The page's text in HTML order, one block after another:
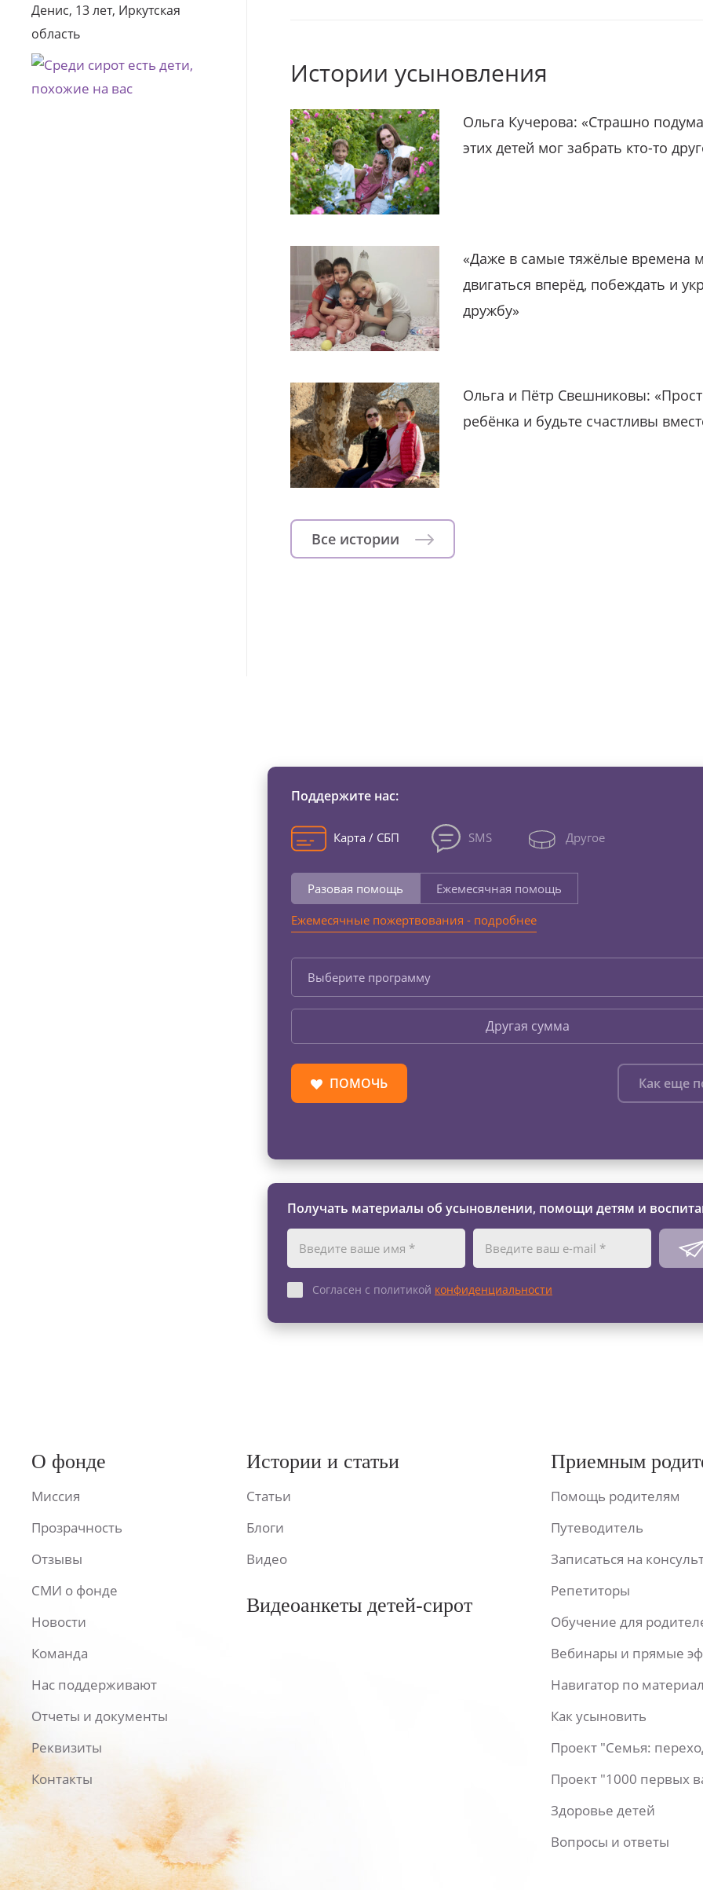
Денис, 13 лет, Иркутская
область
Истории усыновления
Ольга Кучерова: «Страшно
этих детей мог забрать кто-то
«Даже в самые тяжёлые времена
двигаться вперёд, побеждать и
дружбу»
Ольга и Пётр Свешниковы:
ребёнка и будьте счастливы
Все истории
Поддержите нас:
Карта / СБП SMS Другое
Разовая помощь
Ежемесячная помощь
Ежемесячные пожертвования - подробнее
Выберите программу
Другая сумма
ПОМОЧЬ Как еще
Получать материалы об усыновлении, помощи детям и
Согласен с политикой конфиденциальности
О фонде
Миссия
Прозрачность
Отзывы
СМИ о фонде
Новости
Команда
Нас поддерживают
Отчеты и документы
Реквизиты
Контакты
Истории и статьи
Статьи
Блоги
Видео
Видеоанкеты детей-сирот
Приемным
Помощь родителям
Путеводитель
Записаться на
Репетиторы
Обучение для
Вебинары и прямые
Навигатор по
Как усыновить
Проект "Семья:
Проект "1000 первых
Здоровье детей
Вопросы и ответы